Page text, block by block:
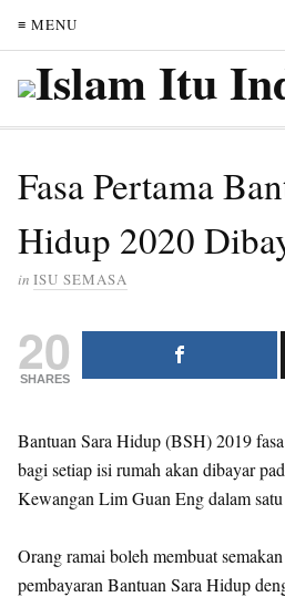
≡ MENU
Fasa Pertama
Hidup 2020
in ISU SEMASA
20
SHARES
Bantuan Sara Hidup (BSH) 2019
bagi setiap isi rumah akan dibayar
Kewangan Lim Guan Eng dalam
Orang ramai boleh membuat
pembayaran Bantuan Sara Hidup